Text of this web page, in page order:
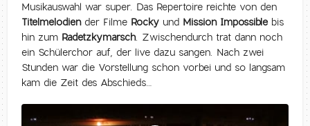
Musikauswahl war super. Das Repertoire reichte von den
Titelmelodiender Filme Rocky und Mission Impossiblebis
hin zum Radetzkymarsch. Zwischendurch trat dann noch
ein Schülerchor auf, der live dazu sangen. Nach zwei
Stunden war die Vorstellung schon vorbei und so langsam
kam die Zeit des Abschieds…